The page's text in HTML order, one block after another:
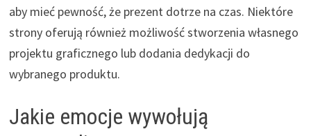
aby mieć pewność, że prezent dotrze na czas. Niektóre
strony oferują również możliwość stworzenia własnego
projektu graficznego lub dodania dedykacji do
wybranego produktu.
Jakie emocje wywołują